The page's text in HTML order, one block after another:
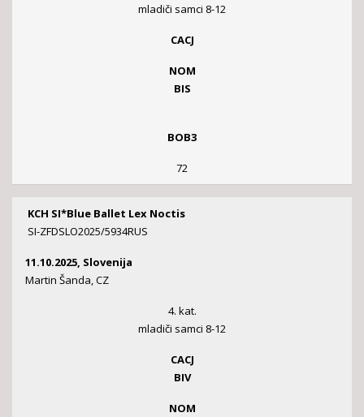
mladiči samci 8-12
CACJ
NOM
BIS
BOB3
72
KCH SI*Blue Ballet Lex Noctis
SI-ZFDSLO2025/5934RUS
11.10.2025, Slovenija
Martin Šanda, CZ
4. kat.
mladiči samci 8-12
CACJ
BIV
NOM